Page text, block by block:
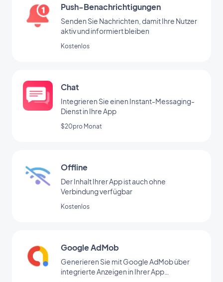
Push-Benachrichtigungen
Senden Sie Nachrichten, damit Ihre Nutzer
aktiv und informiert bleiben
Kostenlos
Chat
Integrieren Sie einen Instant-Messaging-
Dienst in Ihre App
$20pro Monat
Offline
Der Inhalt Ihrer App ist auch ohne
Verbindung verfügbar
Kostenlos
Google AdMob
Generieren Sie mit Google AdMob über
integrierte Anzeigen in Ihrer App